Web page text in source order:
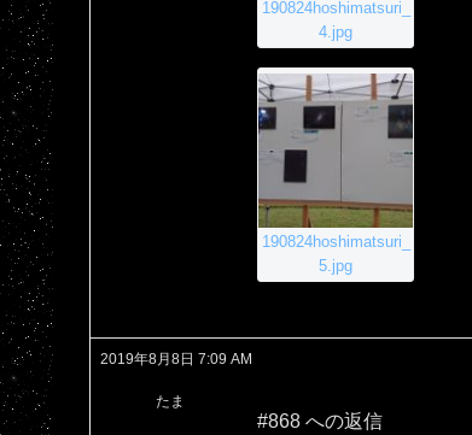
190824hoshimatsuri_
4.jpg
190824hoshimatsuri_
5.jpg
2019年8月8日 7:09 AM
たま
#868 への返信